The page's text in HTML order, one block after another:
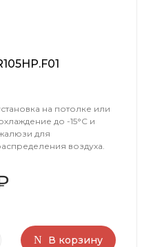
на потолке или
до -15°С и
для
воздуха.
В корзину